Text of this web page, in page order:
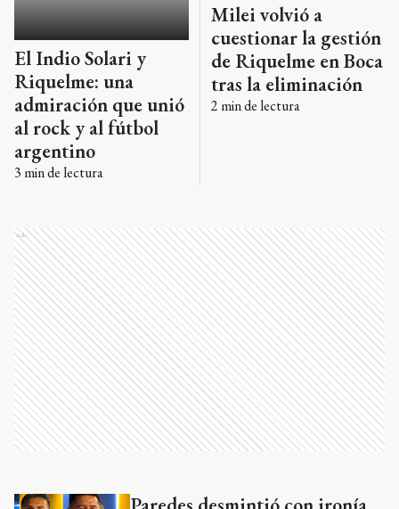
El Indio Solari y
Riquelme: una
admiración que unió
al rock y al fútbol
argentino
3 min de lectura
Milei volvió a
cuestionar la gestión
de Riquelme en Boca
tras la eliminación
2 min de lectura
Ads